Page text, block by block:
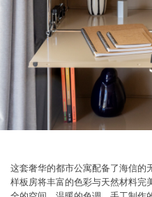
这套奢华的都市公寓配备了海信的
样板房将丰富的色彩与天然材料完